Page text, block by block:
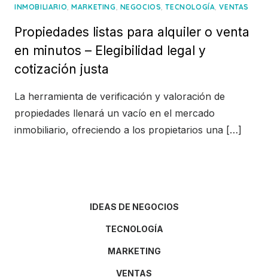
INMOBILIARIO,MARKETING, NEGOCIOS,TECNOLOGÍA,VENTAS
Propiedades listas para alquiler o venta
en minutos – Elegibilidad legal y
cotización justa
La herramienta de verificación y valoración de
propiedades llenará un vacío en el mercado
inmobiliario, ofreciendo a los propietarios una […]
IDEAS DE NEGOCIOS
TECNOLOGÍA
MARKETING
VENTAS